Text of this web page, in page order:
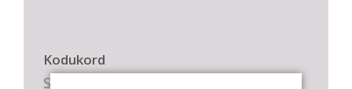
Kodukord
Stuudio sisekord